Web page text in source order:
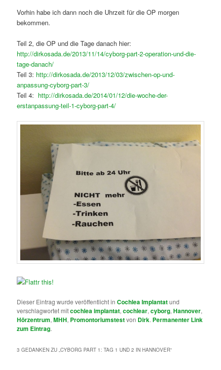
Vorhin habe ich dann noch die Uhrzeit für die OP morgen
bekommen.
Teil 2, die OP und die Tage danach hier:
http://dirkosada.de/2013/11/14/cyborg-part-2-operation-und-die-
tage-danach/
Teil 3: http://dirkosada.de/2013/12/03/zwischen-op-und-
anpassung-cyborg-part-3/
Teil 4: http://dirkosada.de/2014/01/12/die-woche-der-
erstanpassung-teil-1-cyborg-part-4/
Dieser Eintrag wurde veröffentlicht inCochlea Implantatund
verschlagwortet mitcochlea implantat,cochlear,cyborg,Hannover,
Hörzentrum,MHH, Promontoriumstestvon Dirk. Permanenter Link
zum Eintrag.
3 GEDANKEN ZU „CYBORG PART 1: TAG 1 UND 2 IN HANNOVER“